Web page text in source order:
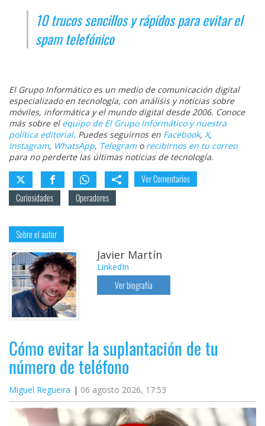
10 trucos sencillos y rápidos para evitar el
spam telefónico
El Grupo Informático es un medio de comunicación digital
especializado en tecnología, con análisis y noticias sobre
móviles, informática y el mundo digital desde 2006. Conoce
más sobre el equipo de El Grupo Informático y nuestra
política editorial. Puedes seguirnos en Facebook, X,
Instagram, WhatsApp, Telegramo recibirnos en tu correo
para no perderte las últimas noticias de tecnología.
Ver Comentarios
Curiosidades
Operadores
Sobre el autor
Javier Martín
LinkedIn
Ver biografía
Cómo evitar la suplantación de tu
número de teléfono
Miguel Regueira 06 agosto 2026, 17:53